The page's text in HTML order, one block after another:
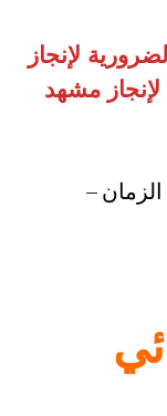
لإنجاز
مشهد
–